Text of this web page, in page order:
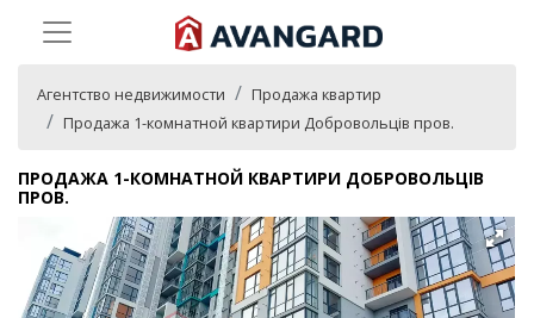
Агентство недвижимости
Продажа квартир
Продажа 1-комнатной квартири Добровольців пров.
ПРОДАЖА 1-КОМНАТНОЙ КВАРТИРИ ДОБРОВОЛЬЦІВ
ПРОВ.